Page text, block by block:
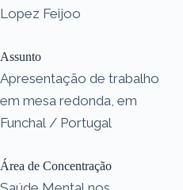
Lopez Feijoo
Assunto
Apresentação de trabalho
em mesa redonda, em
Funchal / Portugal
Área de Concentração